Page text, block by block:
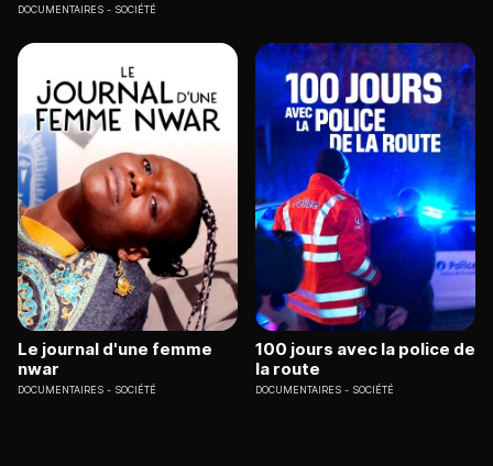
DOCUMENTAIRES SOCIÉTÉ
Le journal d'une femme
nwar
DOCUMENTAIRES SOCIÉTÉ
100 jours avec la police de
la route
DOCUMENTAIRES SOCIÉTÉ